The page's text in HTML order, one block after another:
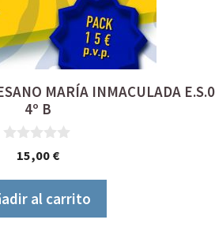
MARÍA INMACULADA E.S.0
4º B
15,00 €
al carrito